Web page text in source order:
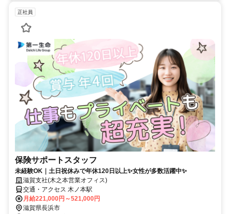
正社員
保険サポートスタッフ
未経験OK｜土日祝休みで年休120日以上✨女性が多数活躍中✨
滋賀支社(木之本営業オフィス)
交通・アクセス 木ノ本駅
月給221,000円～521,000円
滋賀県長浜市